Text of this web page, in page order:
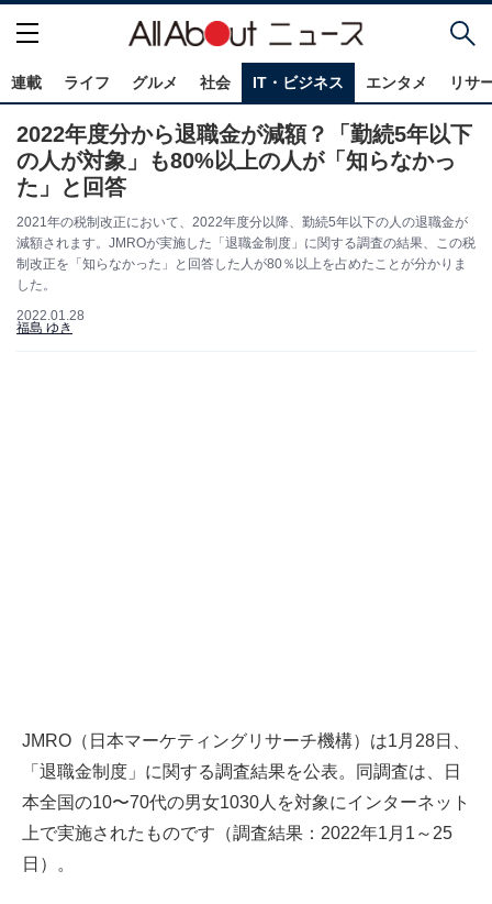
連載 ライフ グルメ 社会 IT・ビジネス エンタメ リサ
2022年度分から退職金が減額？「勤続5年以下
の人が対象」も80%以上の人が「知らなかっ
た」と回答
2021年の税制改正において、2022年度分以降、勤続5年以下の人の退職金が
減額されます。JMROが実施した「退職金制度」に関する調査の結果、この税
制改正を「知らなかった」と回答した人が80％以上を占めたことが分かりま
した。
2022.01.28
福島 ゆき
JMRO（日本マーケティングリサーチ機構）は1月28日、
「退職金制度」に関する調査結果を公表。同調査は、日
本全国の10〜70代の男女1030人を対象にインターネット
上で実施されたものです（調査結果：2022年1月1～25
日）。